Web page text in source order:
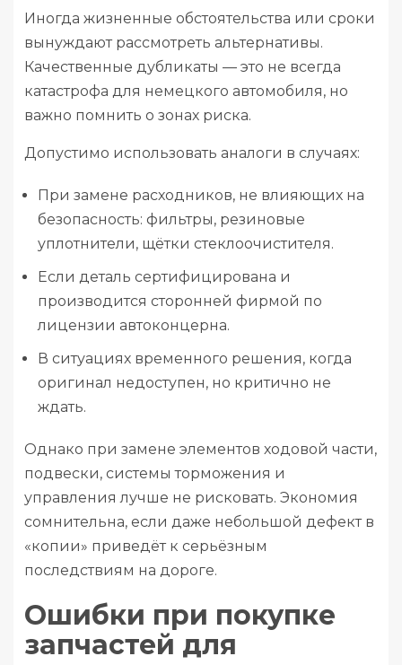
Иногда жизненные обстоятельства или сроки
вынуждают рассмотреть альтернативы.
Качественные дубликаты — это не всегда
катастрофа для немецкого автомобиля, но
важно помнить о зонах риска.
Допустимо использовать аналоги в случаях:
При замене расходников, не влияющих на
безопасность: фильтры, резиновые
уплотнители, щётки стеклоочистителя.
Если деталь сертифицирована и
производится сторонней фирмой по
лицензии автоконцерна.
В ситуациях временного решения, когда
оригинал недоступен, но критично не
ждать.
Однако при замене элементов ходовой части,
подвески, системы торможения и
управления лучше не рисковать. Экономия
сомнительна, если даже небольшой дефект в
«копии» приведёт к серьёзным
последствиям на дороге.
Ошибки при покупке
запчастей для